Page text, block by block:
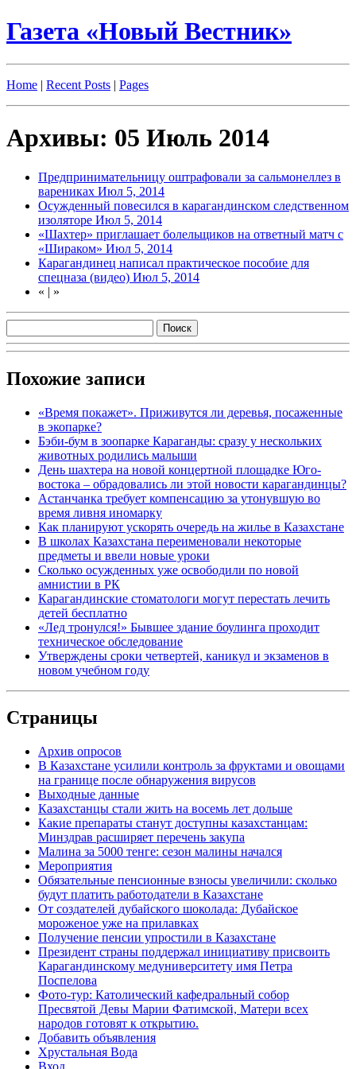
Газета «Новый Вестник»
Home | Recent Posts | Pages
Архивы: 05 Июль 2014
Предпринимательницу оштрафовали за сальмонеллез в
варениках Июл 5, 2014
Осужденный повесился в карагандинском следственном
изоляторе Июл 5, 2014
«Шахтер» приглашает болельщиков на ответный матч с
«Шираком» Июл 5, 2014
Карагандинец написал практическое пособие для
спецназа (видео) Июл 5, 2014
« | »
Похожие записи
«Время покажет». Приживутся ли деревья, посаженные
в экопарке?
Бэби-бум в зоопарке Караганды: сразу у нескольких
животных родились малыши
День шахтера на новой концертной площадке Юго-
востока – обрадовались ли этой новости карагандинцы?
Астанчанка требует компенсацию за утонувшую во
время ливня иномарку
Как планируют ускорять очередь на жилье в Казахстане
В школах Казахстана переименовали некоторые
предметы и ввели новые уроки
Сколько осужденных уже освободили по новой
амнистии в РК
Карагандинские стоматологи могут перестать лечить
детей бесплатно
«Лед тронулся!» Бывшее здание боулинга проходит
техническое обследование
Утверждены сроки четвертей, каникул и экзаменов в
новом учебном году
Страницы
Архив опросов
В Казахстане усилили контроль за фруктами и овощами
на границе после обнаружения вирусов
Выходные данные
Казахстанцы стали жить на восемь лет дольше
Какие препараты станут доступны казахстанцам:
Минздрав расширяет перечень закупа
Малина за 5000 тенге: сезон малины начался
Мероприятия
Обязательные пенсионные взносы увеличили: сколько
будут платить работодатели в Казахстане
От создателей дубайского шоколада: Дубайское
мороженое уже на прилавках
Получение пенсии упростили в Казахстане
Президент страны поддержал инициативу присвоить
Карагандинскому медуниверситету имя Петра
Поспелова
Фото-тур: Католический кафедральный собор
Пресвятой Девы Марии Фатимской, Матери всех
народов готовят к открытию.
Добавить объявления
Хрустальная Вода